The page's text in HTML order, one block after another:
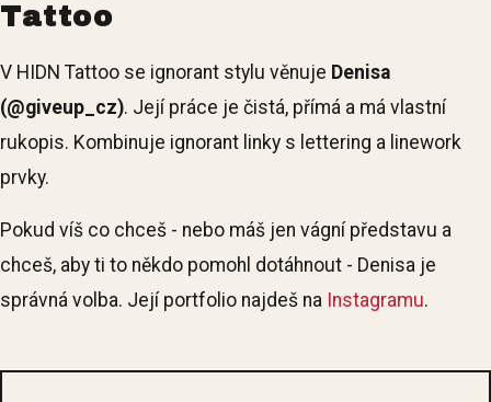
Tattoo
V HIDN Tattoo se ignorant stylu věnuje Denisa
(@giveup_cz). Její práce je čistá, přímá a má vlastní
rukopis. Kombinuje ignorant linky s lettering a linework
prvky.
Pokud víš co chceš - nebo máš jen vágní představu a
chceš, aby ti to někdo pomohl dotáhnout - Denisa je
správná volba. Její portfolio najdeš na Instagramu.